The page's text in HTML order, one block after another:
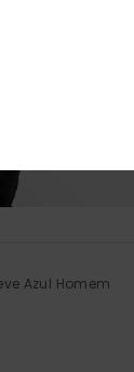
Azul Homem